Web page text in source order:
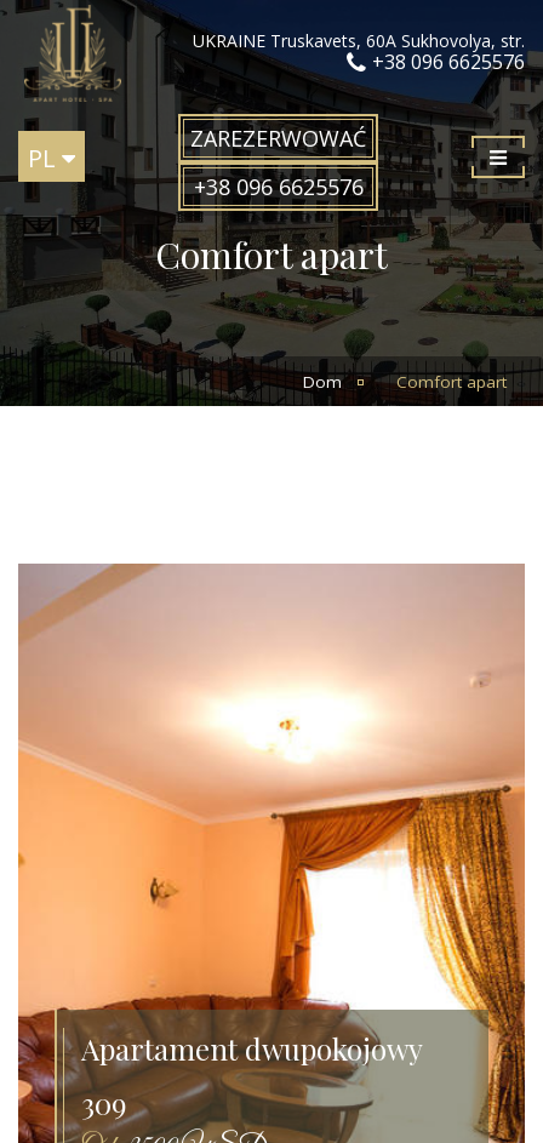
UKRAINE Truskavets, 60А Sukhovolya, str.
+38 096 6625576
PL
ZAREZERWOWAĆ
+38 096 6625576
Comfort apart
Dom Comfort apart
Apartament dwupokojowy
309